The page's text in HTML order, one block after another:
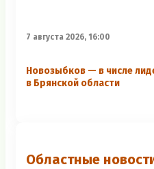
7 августа 2026, 16:00
Новозыбков — в числе
в Брянской области
Областные